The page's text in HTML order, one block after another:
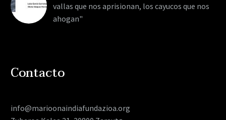
vallas que nos aprisionan, los cayucos que nos
ahogan"
Contacto
info@marioonaindiafundazioa.org